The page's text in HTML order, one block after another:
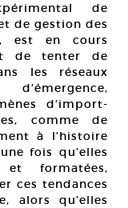
de
de gestion des
est en cours
de tenter de
les réseaux
d’import-
comme de
à l’histoire
fois qu’elles
et formatées,
ces tendances
alors qu’elles